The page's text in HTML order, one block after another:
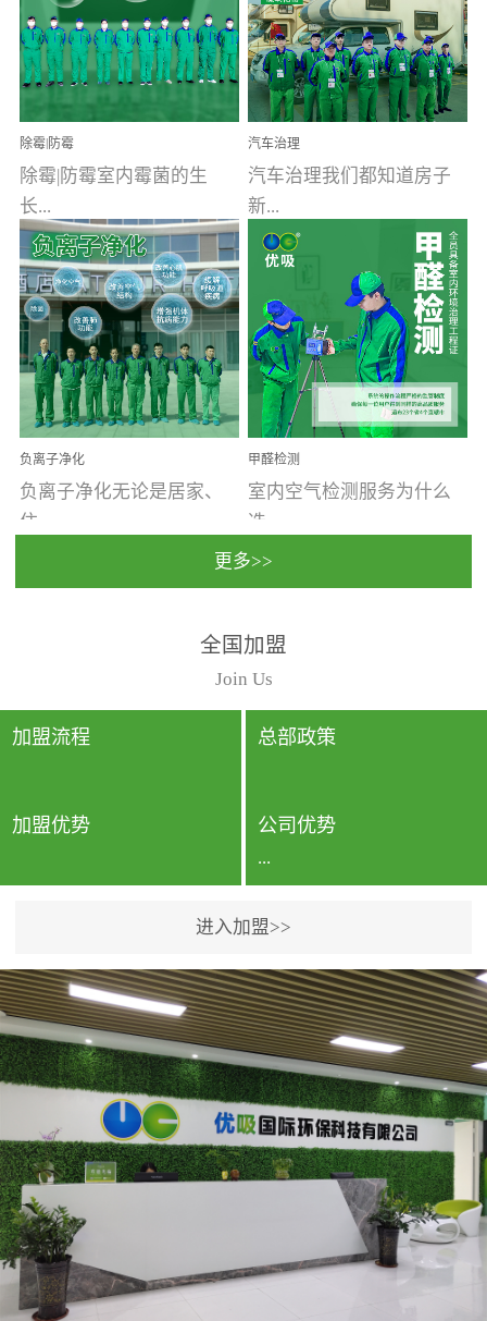
文明的进步，创造了多姿
多彩的家居产品和生活情
调，但也带来了以甲醛为
首的室内...
液，具备杀死人体冠状病
毒的功效，杀菌率
99.99%。相对于传统消毒
液来说，无...
除霉|防霉
除霉|防霉室内霉菌的生
长...
受温度、湿度、基质养
分、通风四个条件影响，
温暖潮湿、营养物质多、
通风缓慢的空间最易滋生
大量霉菌的...
汽车治理
汽车治理我们都知道房子
新...
装修完会有甲醛，其实汽
车的甲醛超标问题更为严
重。汽车的空间范围小，
配件、皮具、装饰多，这
些都是汽...
负离子净化
负离子净化无论是居家、
住...
动，人类长时间停留的室
内空间都有整体消毒的需
要。因为空间内人流携带
的、空气...
甲醛检测
室内空气检测服务为什么
选...
行国家规定的标准检测方
法，空气采样量准确，检
测结果可靠，远胜于其他
检测...
更多>>
全国加盟
Join Us
加盟流程 总部政策
加盟优势 公司优势
...
专利保护优势、双甲资质
企业（“室内环境净化治理
甲级施工资质”“室内环境
污染治理资质等级证
书”）、拥有多名高级《环
境工程高级工程师》室内
空气治理资格认证的治理
人员、掌握室内空气净化
治理实用技术和五项专利
技术、八项计算机软件著
作权登记证书等。研发实
进入加盟>>